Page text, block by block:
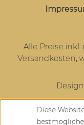
Alle Preise
Versandkosten,
Diese